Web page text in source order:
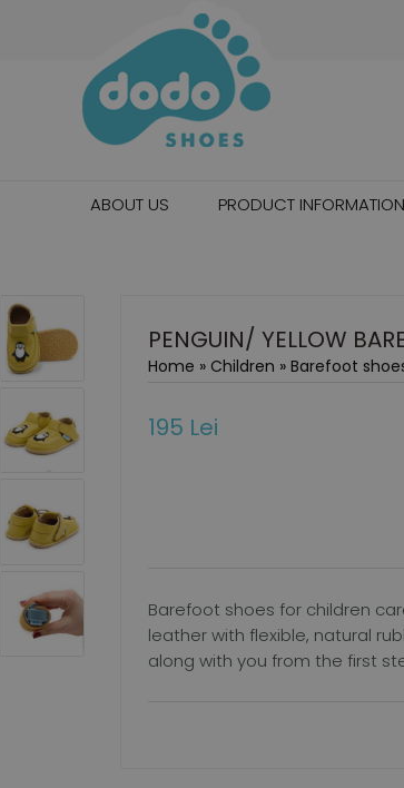
ABOUT US PRODUCT INFORMATION
PENGUIN/ YELLOW
Home » Children » Barefoot
195 Lei
Barefoot shoes for children
leather with flexible, natural
along with you from the first